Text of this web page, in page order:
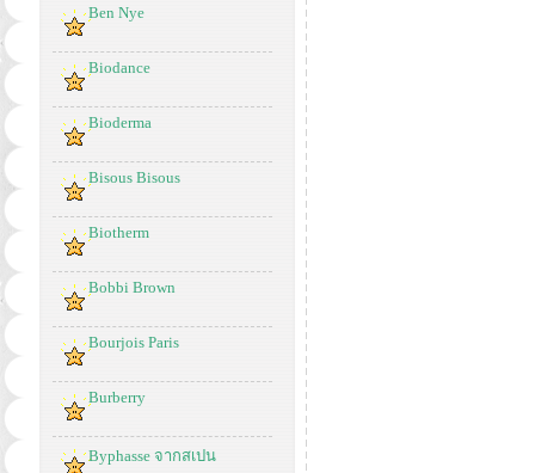
Ben Nye
Biodance
Bioderma
Bisous Bisous
Biotherm
Bobbi Brown
Bourjois Paris
Burberry
Byphasse จากสเปน